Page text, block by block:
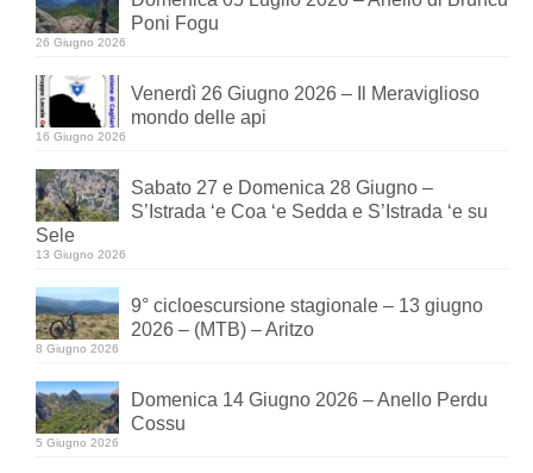
Poni Fogu
26 Giugno 2026
Venerdì 26 Giugno 2026 – Il Meraviglioso
mondo delle api
16 Giugno 2026
Sabato 27 e Domenica 28 Giugno –
S’Istrada ‘e Coa ‘e Sedda e S’Istrada ‘e su
Sele
13 Giugno 2026
9° cicloescursione stagionale – 13 giugno
2026 – (MTB) – Aritzo
8 Giugno 2026
Domenica 14 Giugno 2026 – Anello Perdu
Cossu
5 Giugno 2026